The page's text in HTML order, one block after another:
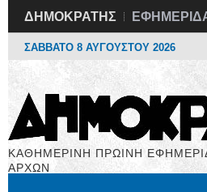
ΔΗΜΟΚΡΑΤΗΣ
ΣΑΒΒΑΤΟ 8 ΑΥΓΟΥΣΤΟΥ 2026
ΚΑΘΗΜΕΡΙΝΗ ΠΡΩΙΝΗ
ΑΡΧΩΝ